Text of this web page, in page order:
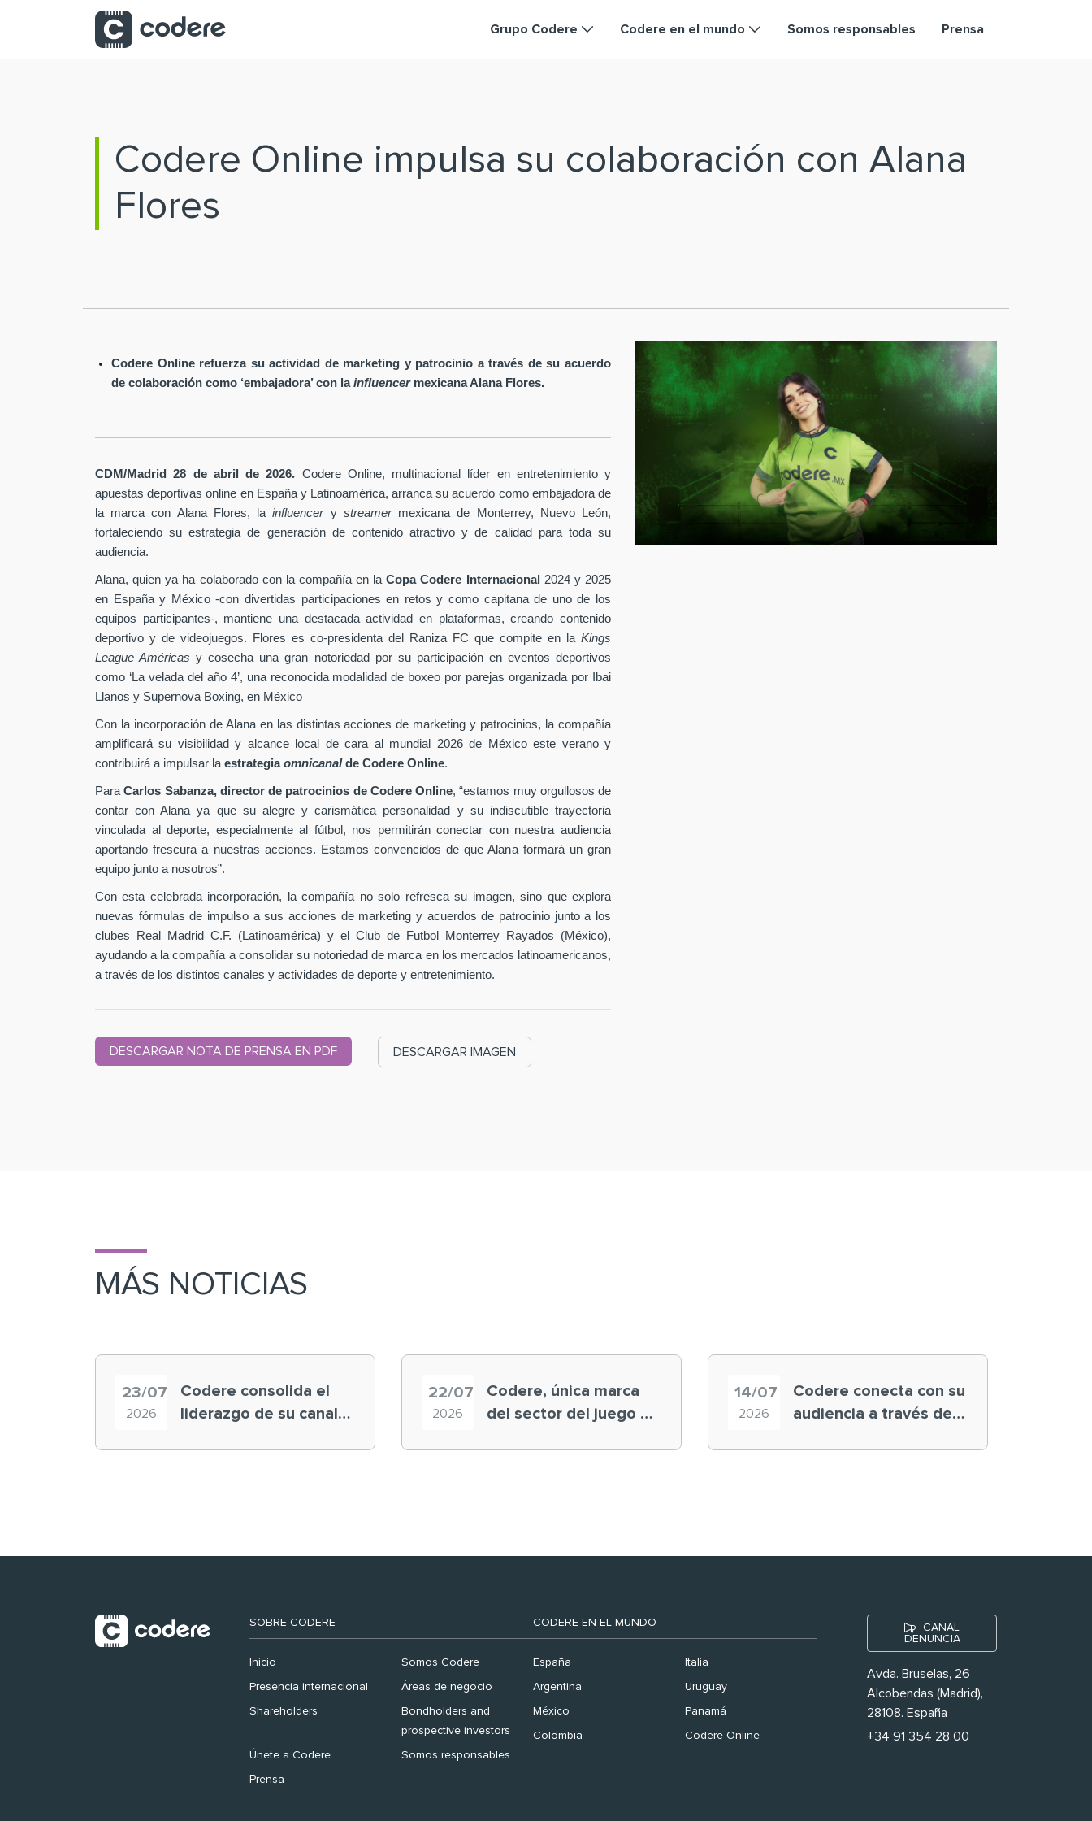
Saltar al contenido principal
Grupo Codere Codere en el mundo Somos responsables Prensa
Codere Online impulsa su colaboración con Alana
Flores
Codere Online refuerza su actividad de marketing y patrocinio a través de su acuerdo
de colaboración como ‘embajadora’ con lainfluencermexicana Alana Flores.
CDM/Madrid 28 de abril de 2026. Codere Online, multinacional líder en entretenimiento y
apuestas deportivas online en España y Latinoamérica, arranca su acuerdo como embajadora de
la marca con Alana Flores, lainfluencery streamer mexicana de Monterrey, Nuevo León,
fortaleciendo su estrategia de generación de contenido atractivo y de calidad para toda su
audiencia.
Alana, quien ya ha colaborado con la compañía en laCopa Codere Internacional 2024 y 2025
en España y México -con divertidas participaciones en retos y como capitana de uno de los
equipos participantes-, mantiene una destacada actividad en plataformas, creando contenido
deportivo y de videojuegos. Flores es co-presidenta del Raniza FC que compite en la Kings
League Américas y cosecha una gran notoriedad por su participación en eventos deportivos
como ‘La velada del año 4’, una reconocida modalidad de boxeo por parejas organizada por Ibai
Llanos y Supernova Boxing, en México
Con la incorporación de Alana en las distintas acciones de marketing y patrocinios, la compañía
amplificará su visibilidad y alcance local de cara al mundial 2026 de México este verano y
contribuirá a impulsar la estrategiaomnicanalde Codere Online.
ParaCarlos Sabanza, director de patrocinios de Codere Online, “estamos muy orgullosos de
contar con Alana ya que su alegre y carismática personalidad y su indiscutible trayectoria
vinculada al deporte, especialmente al fútbol, nos permitirán conectar con nuestra audiencia
aportando frescura a nuestras acciones. Estamos convencidos de que Alana formará un gran
equipo junto a nosotros”.
Con esta celebrada incorporación, la compañía no solo refresca su imagen, sino que explora
nuevas fórmulas de impulso a sus acciones de marketing y acuerdos de patrocinio junto a los
clubes Real Madrid C.F. (Latinoamérica) y el Club de Futbol Monterrey Rayados (México),
ayudando a la compañía a consolidar su notoriedad de marca en los mercados latinoamericanos,
a través de los distintos canales y actividades de deporte y entretenimiento.
DESCARGAR NOTA DE PRENSA EN PDF DESCARGAR IMAGEN
MÁS NOTICIAS
23/07
2026
Codere consolida el
liderazgo de su canal
22/07
2026
Codere, única marca
del sector del juego en
14/07
2026
Codere conecta con su
audiencia a través de
SOBRE CODERE
Inicio Somos Codere
Presencia internacional Áreas de negocio
Shareholders
Bondholders and
prospective investors
Únete a Codere Somos responsables
Prensa
CODERE EN EL MUNDO
España Italia
Argentina Uruguay
México Panamá
Colombia Codere Online
CANAL
DENUNCIA
Avda. Bruselas, 26
Alcobendas (Madrid),
28108. España
+34 91 354 28 00